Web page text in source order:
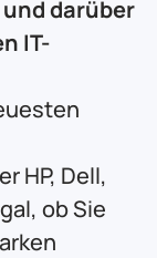
darüber
IT-
HP, Dell,
ob Sie